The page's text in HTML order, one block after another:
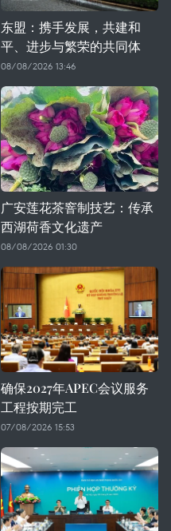
东盟：携手发展，共建和
平、进步与繁荣的共同体
08/08/2026 13:46
广安莲花茶窨制技艺：传承
西湖荷香文化遗产
08/08/2026 01:30
确保2027年APEC会议服务
工程按期完工
07/08/2026 15:53